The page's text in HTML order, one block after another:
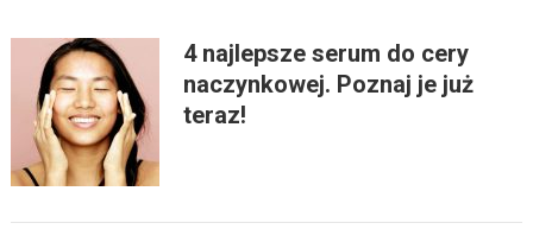
4 najlepsze serum do cery
naczynkowej. Poznaj je już
teraz!